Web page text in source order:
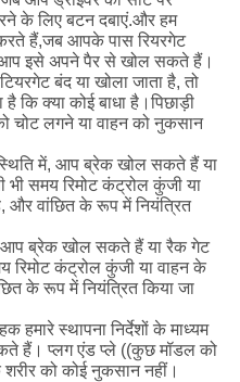
के लिए बटन दबाएं.और हम
हैं,जब आपके पास रियरगेट
आप इसे अपने पैर से खोल सकते हैं।
बंद या खोला जाता है, तो
कि क्या कोई बाधा है।पिछाड़ी
चोट लगने या वाहन को नुकसान
में, आप ब्रेक खोल सकते हैं या
समय रिमोट कंट्रोल कुंजी या
और वांछित के रूप में नियंत्रित
आप ब्रेक खोल सकते हैं या रैक गेट
रिमोट कंट्रोल कुंजी या वाहन के
के रूप में नियंत्रित किया जा
हमारे स्थापना निर्देशों के माध्यम
हैं। प्लग एंड प्ले ((कुछ मॉडल को
को कोई नुकसान नहीं।